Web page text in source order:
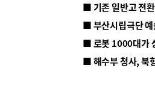
■ 기존 일반고 전
■ 부산시립극단 예
■ 해수부 청사, 북